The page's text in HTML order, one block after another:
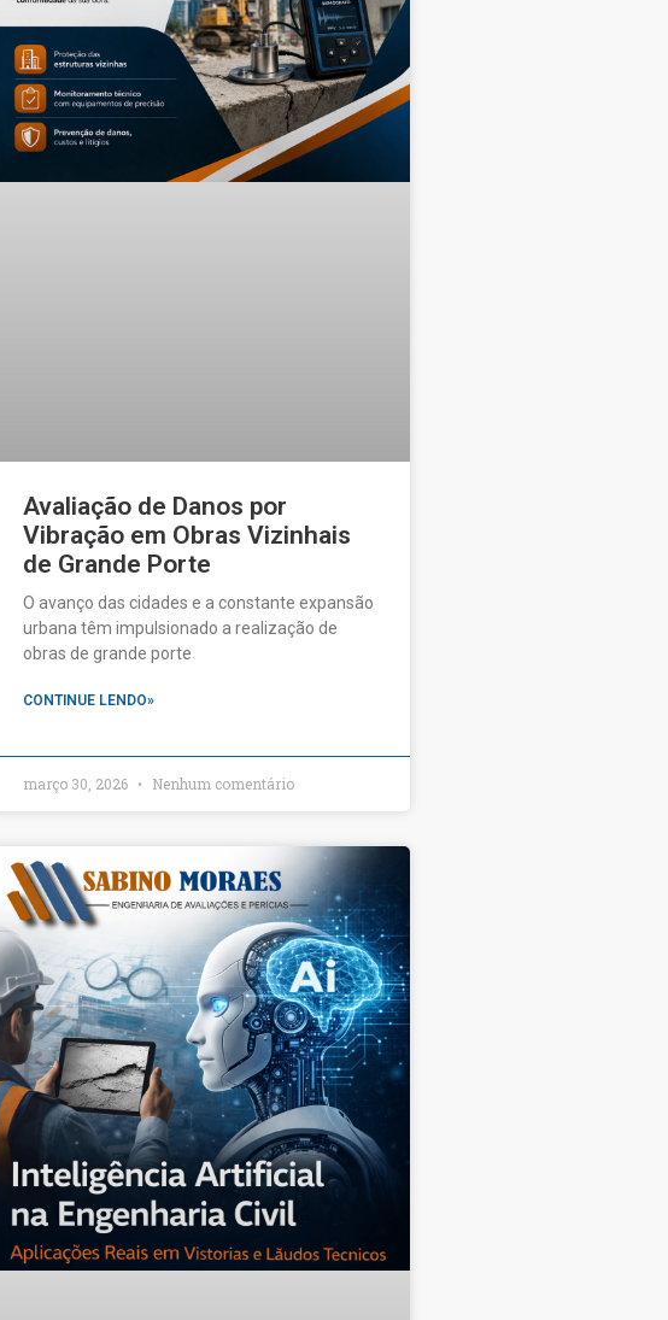
Avaliação de Danos por
Vibração em Obras Vizinhais
de Grande Porte
O avanço das cidades e a constante expansão
urbana têm impulsionado a realização de
obras de grande porte
CONTINUE LENDO»
março 30, 2026 Nenhum comentário